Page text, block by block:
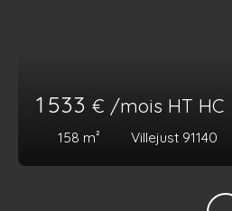
1 533 € /mois HT HC
158 m² Villejust 91140